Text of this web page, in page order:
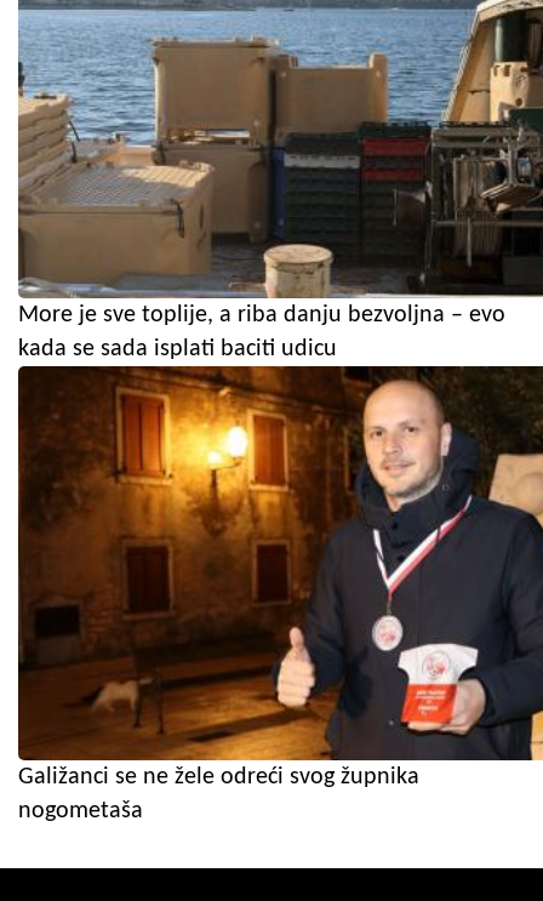
More je sve toplije, a riba danju bezvoljna – evo
kada se sada isplati baciti udicu
Galižanci se ne žele odreći svog župnika
nogometaša